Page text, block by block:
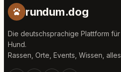
rundum.dog
Die deutschsprachige Plattform
Hund.
Rassen, Orte, Events, Wissen,